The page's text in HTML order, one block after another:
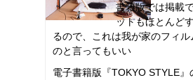
書籍版では掲載
ットもほとんど
るので、これは我が家のフィル
のと言ってもいい
電子書籍版『TOKYO STYLE』